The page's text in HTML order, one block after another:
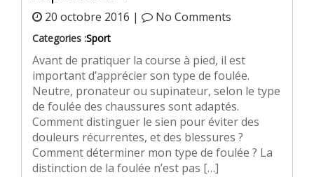
20 octobre 2016 | No Comments
Categories :Sport
Avant de pratiquer la course à pied, il est
important d’apprécier son type de foulée.
Neutre, pronateur ou supinateur, selon le type
de foulée des chaussures sont adaptés.
Comment distinguer le sien pour éviter des
douleurs récurrentes, et des blessures ?
Comment déterminer mon type de foulée ? La
distinction de la foulée n’est pas […]